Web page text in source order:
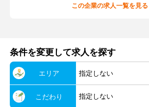
この企業の求人一覧を見る
条件を変更して求人を探す
エリア 指定しない
こだわり 指定しない